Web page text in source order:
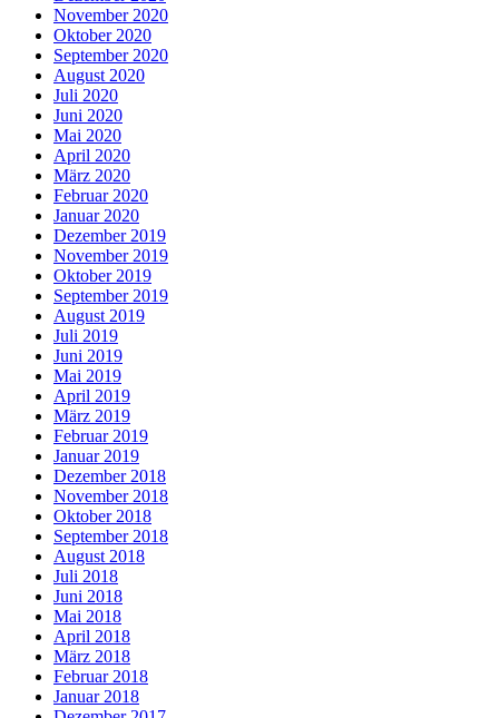
November 2020
Oktober 2020
September 2020
August 2020
Juli 2020
Juni 2020
Mai 2020
April 2020
März 2020
Februar 2020
Januar 2020
Dezember 2019
November 2019
Oktober 2019
September 2019
August 2019
Juli 2019
Juni 2019
Mai 2019
April 2019
März 2019
Februar 2019
Januar 2019
Dezember 2018
November 2018
Oktober 2018
September 2018
August 2018
Juli 2018
Juni 2018
Mai 2018
April 2018
März 2018
Februar 2018
Januar 2018